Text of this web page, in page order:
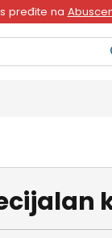
pređite na